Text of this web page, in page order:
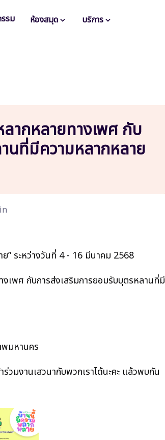
รม ห้องสมุด บริการ
ลากหลายทางเพศ กับ
นที่มีความหลากหลาย
” ระหว่างวันที่ 4 - 16 มีนาคม 2568
เพศ กับการส่งเสริมการยอมรับบุตรหลานที่มี
มหานคร
วมงานเสวนากับพวกเราได้นะคะ แล้วพบกัน